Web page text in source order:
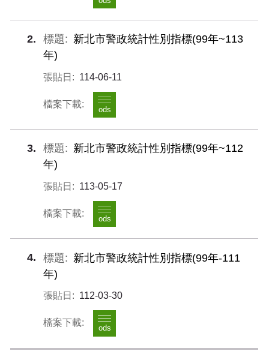
2
新北市警政統計性別指標(99年~113
年)
114-06-11
ods
3
新北市警政統計性別指標(99年~112
年)
113-05-17
ods
4
新北市警政統計性別指標(99年-111
年)
112-03-30
ods